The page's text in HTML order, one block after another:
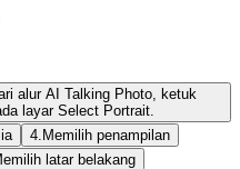
alur AI Talking Photo, ketuk
layar Select Portrait.
4. Memilih penampilan
latar belakang